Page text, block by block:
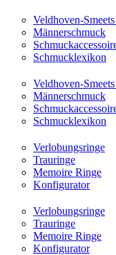
Veldhoven-
Männerschmuck
Schmucklexikon
Veldhoven-
Männerschmuck
Schmucklexikon
Verlobungsringe
Trauringe
Memoire Ringe
Konfigurator
Verlobungsringe
Trauringe
Memoire Ringe
Konfigurator